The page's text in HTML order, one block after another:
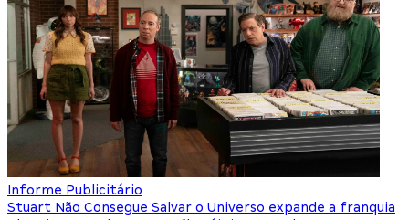
Informe Publicitário
Stuart Não Consegue Salvar o Universo expande a franquia